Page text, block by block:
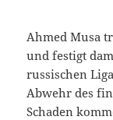
Ahmed Musa
und festigt
russischen
Abwehr des
Schaden